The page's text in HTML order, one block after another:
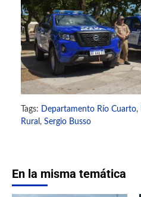
Tags: Departamento Río Cuarto,
Rural , Sergio Busso
En la misma temática